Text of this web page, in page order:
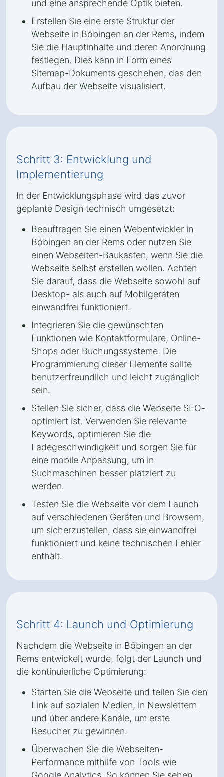
und eine ansprechende Optik bieten.
Erstellen Sie eine erste Struktur der
Webseite in Böbingen an der Rems, indem
Sie die Hauptinhalte und deren Anordnung
festlegen. Dies kann in Form eines
Sitemap-Dokuments geschehen, das den
Aufbau der Webseite visualisiert.
Schritt 3: Entwicklung und
Implementierung
In der Entwicklungsphase wird das zuvor
geplante Design technisch umgesetzt:
Beauftragen Sie einen Webentwickler in
Böbingen an der Rems oder nutzen Sie
einen Webseiten-Baukasten, wenn Sie die
Webseite selbst erstellen wollen. Achten
Sie darauf, dass die Webseite sowohl auf
Desktop- als auch auf Mobilgeräten
einwandfrei funktioniert.
Integrieren Sie die gewünschten
Funktionen wie Kontaktformulare, Online-
Shops oder Buchungssysteme. Die
Programmierung dieser Elemente sollte
benutzerfreundlich und leicht zugänglich
sein.
Stellen Sie sicher, dass die Webseite SEO-
optimiert ist. Verwenden Sie relevante
Keywords, optimieren Sie die
Ladegeschwindigkeit und sorgen Sie für
eine mobile Anpassung, um in
Suchmaschinen besser platziert zu
werden.
Testen Sie die Webseite vor dem Launch
auf verschiedenen Geräten und Browsern,
um sicherzustellen, dass sie einwandfrei
funktioniert und keine technischen Fehler
enthält.
Schritt 4: Launch und Optimierung
Nachdem die Webseite in Böbingen an der
Rems entwickelt wurde, folgt der Launch und
die kontinuierliche Optimierung:
Starten Sie die Webseite und teilen Sie den
Link auf sozialen Medien, in Newslettern
und über andere Kanäle, um erste
Besucher zu gewinnen.
Überwachen Sie die Webseiten-
Performance mithilfe von Tools wie
Google Analytics. So können Sie sehen,